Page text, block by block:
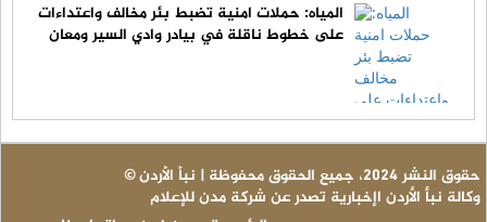
المياه: حملات امنية تضبط بئر مخالف واعتداءات
على خطوط ناقلة في بيادر وادي السير ومعان
© حقوق النشر 2024، جميع الحقوق محفوظة | نبأ الأردن
وكالة نبأ الأردن اإخبارية تصدر عن شركة مدن للإعلام